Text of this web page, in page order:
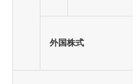
外国株式